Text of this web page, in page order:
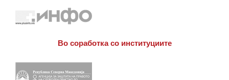
Во соработка со институциите